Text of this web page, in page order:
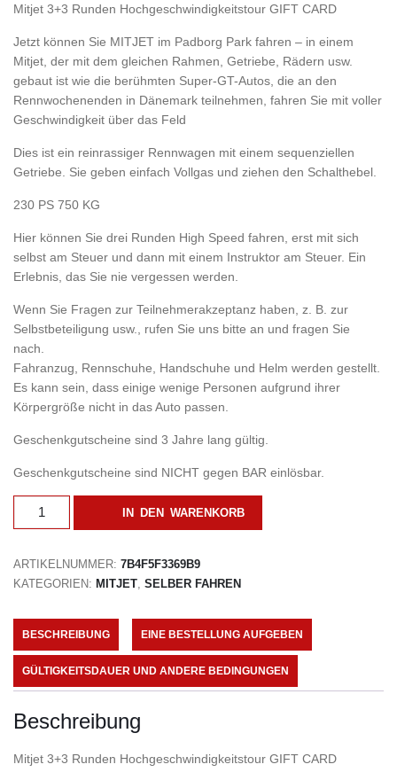
Mitjet 3+3 Runden Hochgeschwindigkeitstour GIFT CARD
Jetzt können Sie MITJET im Padborg Park fahren – in einem
Mitjet, der mit dem gleichen Rahmen, Getriebe, Rädern usw.
gebaut ist wie die berühmten Super-GT-Autos, die an den
Rennwochenenden in Dänemark teilnehmen, fahren Sie mit voller
Geschwindigkeit über das Feld
Dies ist ein reinrassiger Rennwagen mit einem sequenziellen
Getriebe. Sie geben einfach Vollgas und ziehen den Schalthebel.
230 PS 750 KG
Hier können Sie drei Runden High Speed fahren, erst mit sich
selbst am Steuer und dann mit einem Instruktor am Steuer. Ein
Erlebnis, das Sie nie vergessen werden.
Wenn Sie Fragen zur Teilnehmerakzeptanz haben, z. B. zur
Selbstbeteiligung usw., rufen Sie uns bitte an und fragen Sie
nach.
Fahranzug, Rennschuhe, Handschuhe und Helm werden gestellt.
Es kann sein, dass einige wenige Personen aufgrund ihrer
Körpergröße nicht in das Auto passen.
Geschenkgutscheine sind 3 Jahre lang gültig.
Geschenkgutscheine sind NICHT gegen BAR einlösbar.
MITJET
HOCHGESCHWINDIGKEITSTOUR
MENGE
IN DEN WARENKORB
ARTIKELNUMMER: 7B4F5F3369B9
KATEGORIEN: MITJET SELBER FAHREN
BESCHREIBUNG EINE BESTELLUNG AUFGEBEN
GÜLTIGKEITSDAUER UND ANDERE BEDINGUNGEN
Beschreibung
Mitjet 3+3 Runden Hochgeschwindigkeitstour GIFT CARD